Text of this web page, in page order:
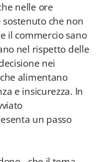
nelle ore
che non
il commercio sano
nel rispetto delle
nei
alimentano
e insicurezza. In
un passo